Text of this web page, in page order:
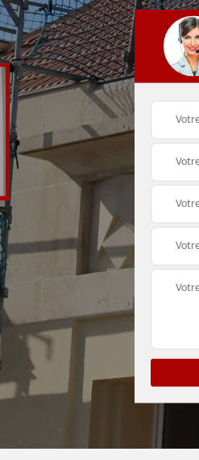
Peintre rénovation
boiserie, bois 33